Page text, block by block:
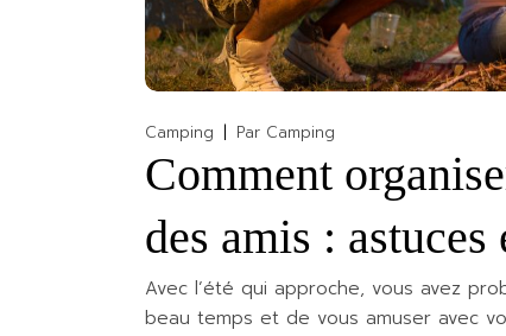
Camping Par Camping
Comment
des amis :
Avec l’été qui approche, vous avez
beau temps et de vous amuser avec